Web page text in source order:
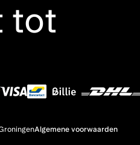
tot
Algemene voorwaarden